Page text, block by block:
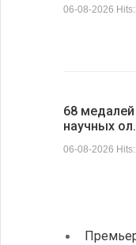
06-08-2026
68
научных
06-08-2026